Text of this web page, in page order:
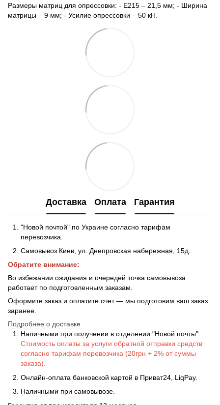
Размеры матриц для опрессовки: - Е215 – 21,5 мм; - Ширина
матрицы – 9 мм; - Усилие опрессовки – 50 кН.
Доставка Оплата Гарантия
"Новой почтой" по Украине согласно тарифам
перевозчика.
Самовывоз Киев, ул. Днепровская набережная , 15д.
Обратите внимание:
Во избежании ожидания и очередей точка самовывоза
работает по подготовленным заказам.
Оформите заказ и оплатите счет — мы подготовим ваш заказ
заранее.
Подробнее о доставке
Наличными при получении в отделении "Новой почты".
Стоимость оплаты за услуги обратной отправки средств
согласно тарифам перевозчика (20грн + 2% от суммы
заказа).
Онлайн-оплата банковской картой в Приват24, LiqPay.
Наличными при самовывозе.